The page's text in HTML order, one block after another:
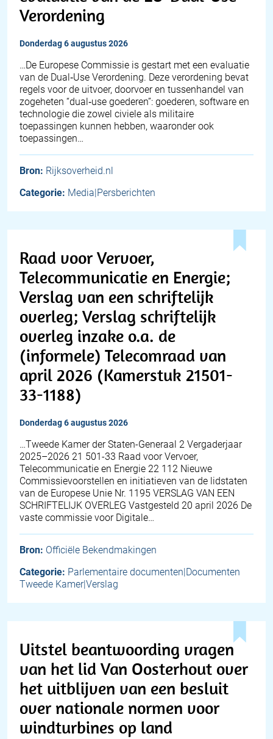
Verordening
donderdag 6 augustus 2026
…De Europese Commissie is gestart met een evaluatie
van de Dual‑Use Verordening. Deze verordening bevat
regels voor de uitvoer, doorvoer en tussenhandel van
zogeheten “dual‑use goederen”: goederen, software en
technologie die zowel civiele als militaire
toepassingen kunnen hebben, waaronder ook
toepassingen…
Bron: Rijksoverheid.nl
Categorie: Media|Persberichten
Raad voor Vervoer,
Telecommunicatie en Energie;
Verslag van een schriftelijk
overleg; Verslag schriftelijk
overleg inzake o.a. de
(informele) Telecomraad van
april 2026 (Kamerstuk 21501-
33-1188)
donderdag 6 augustus 2026
…Tweede Kamer der Staten-Generaal 2 Vergaderjaar
2025–2026 21 501-33 Raad voor Vervoer,
Telecommunicatie en Energie 22 112 Nieuwe
Commissievoorstellen en initiatieven van de lidstaten
van de Europese Unie Nr. 1195 VERSLAG VAN EEN
SCHRIFTELIJK OVERLEG Vastgesteld 20 april 2026 De
vaste commissie voor Digitale…
Bron: Officiële Bekendmakingen
Categorie: Parlementaire documenten|Documenten
Tweede Kamer|Verslag
Uitstel beantwoording vragen
van het lid Van Oosterhout over
het uitblijven van een besluit
over nationale normen voor
windturbines op land